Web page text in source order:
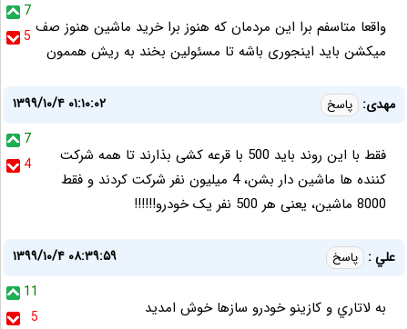
7
5 واقعا متاسفم برا این مردمان که هنوز برا خرید ماشین هنوز صف
میکشن باید اینجوری باشه تا مسئولین بخند به ریش هممون
مهدی: پاسخ
۱۳۹۹/۱۰/۴ ۰۱:۱۰:۰۲
7
4
فقط با این روند باید 500 با قرعه کشی بذارند تا همه شرکت
کننده ها ماشین دار بشن، 4 میلیون نفر شرکت کردند و فقط
8000 ماشین، یعنی هر 500 نفر یک خودرو!!!!!!
علي : پاسخ
۱۳۹۹/۱۰/۴ ۰۸:۳۹:۵۹
11
5
به لاتاري و كازينو خودرو سازها خوش امديد